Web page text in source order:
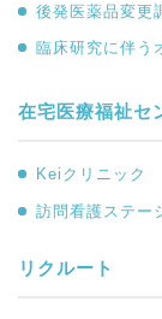
後発医薬品変更
臨床研究に伴う
在宅医療福祉セ
Keiクリニック
訪問看護ステー
リクルート